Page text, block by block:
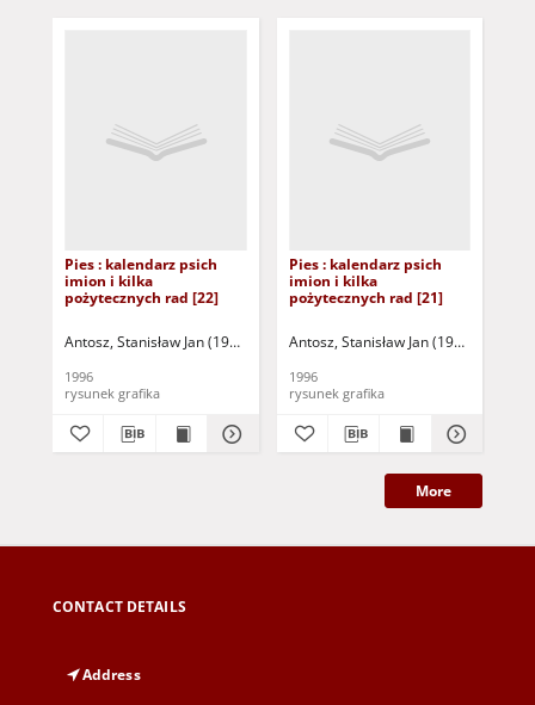
Pies : kalendarz psich
imion i kilka
pożytecznych rad [22]
Antosz, Stanisław Jan (1949-2004)
1996
rysunek grafika
Pies : kalendarz psich
imion i kilka
pożytecznych rad [21]
Antosz, Stanisław Jan (1949-2004)
1996
rysunek grafika
More
CONTACT DETAILS
Address